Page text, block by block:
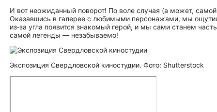
И вот неожиданный поворот! По воле случая (а может,
Оказавшись в галерее с любимыми персонажами, мы
из‑за угла появится знакомый герой, и мы сами станем
самой легенды — незабываемо!
Экспозиция Свердловской киностудии. Фото: Shutterstock